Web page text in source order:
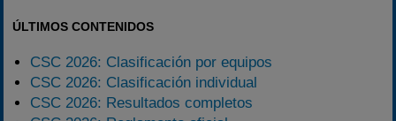
ÚLTIMOS CONTENIDOS
CSC 2026: Clasificación por equipos
CSC 2026: Clasificación individual
CSC 2026: Resultados completos